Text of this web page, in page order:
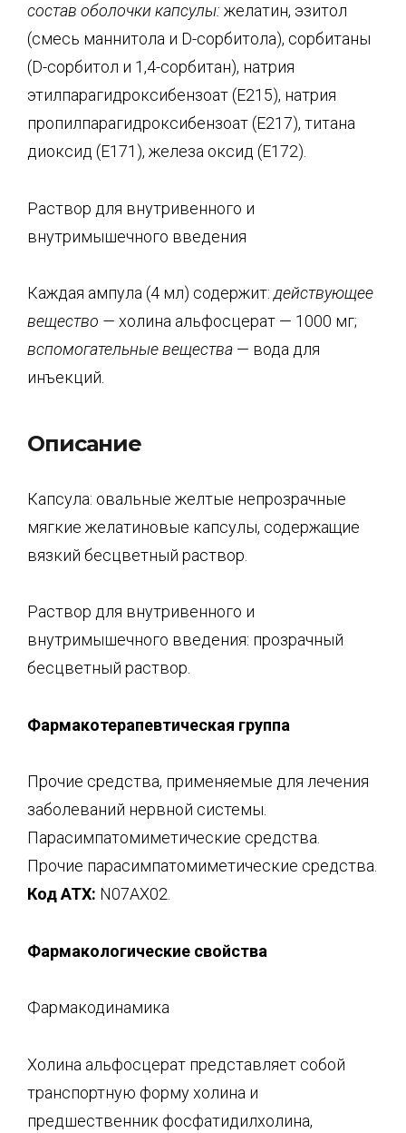
состав оболочки капсулы: желатин, эзитол
(смесь маннитола и D-сорбитола), сорбитаны
(D-сорбитол и 1,4-сорбитан), натрия
этилпарагидроксибензоат (Е215), натрия
пропилпарагидроксибензоат (Е217), титана
диоксид (Е171), железа оксид (Е172).
Раствор для внутривенного и
внутримышечного введения
Каждая ампула (4 мл) содержит: действующее
вещество — холина альфосцерат — 1000 мг;
вспомогательные вещества — вода для
инъекций.
Описание
Капсула: овальные желтые непрозрачные
мягкие желатиновые капсулы, содержащие
вязкий бесцветный раствор.
Раствор для внутривенного и
внутримышечного введения: прозрачный
бесцветный раствор.
Фармакотерапевтическая группа
Прочие средства, применяемые для лечения
заболеваний нервной системы.
Парасимпатомиметические средства.
Прочие парасимпатомиметические средства.
КодATX: N07AX02.
Фармакологические свойства
Фармакодинамика
Холина альфосцерат представляет собой
транспортную форму холина и
предшественник фосфатидилхолина,